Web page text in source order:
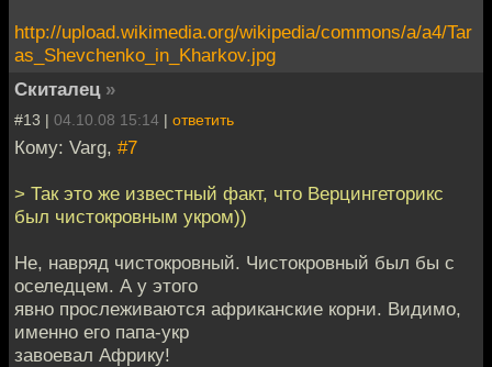
http://upload.wikimedia.org/wikipedia/commons/a/a4/Tar
as_Shevchenko_in_Kharkov.jpg
Скиталец »
#13 | 04.10.08 15:14 | ответить
Кому: Varg, #7
> Так это же известный факт, что Верцингеторикс
был чистокровным укром))
Не, навряд чистокровный. Чистокровный был бы с
оселедцем. А у этого
явно прослеживаются африканские корни. Видимо,
именно его папа-укр
завоевал Африку!